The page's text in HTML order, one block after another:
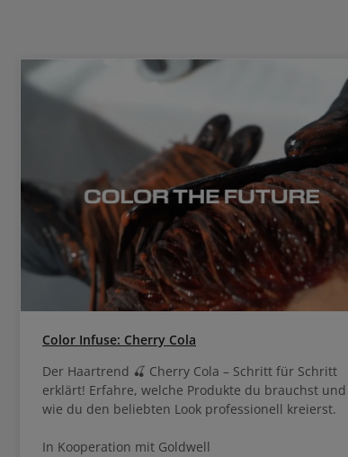
Color Infuse: Cherry Cola
Der Haartrend 🍒 Cherry Cola – Schritt für Schritt
erklärt! Erfahre, welche Produkte du brauchst und
wie du den beliebten Look professionell kreierst.
In Kooperation mit Goldwell